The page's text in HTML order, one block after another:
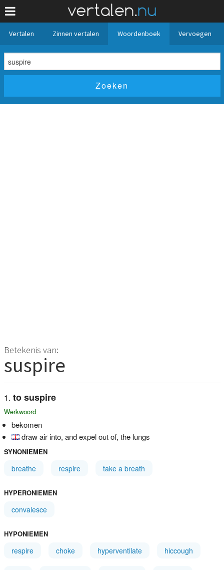
Vertalen Zinnen vertalen Woordenboek Vervoegen
Betekenis van:
suspire
to suspire
Werkwoord
bekomen
draw air into, and expel out of, the lungs
SYNONIEMEN
breathe respire take a breath
HYPERONIEMEN
convalesce
HYPONIEMEN
respire choke hyperventilate hiccough